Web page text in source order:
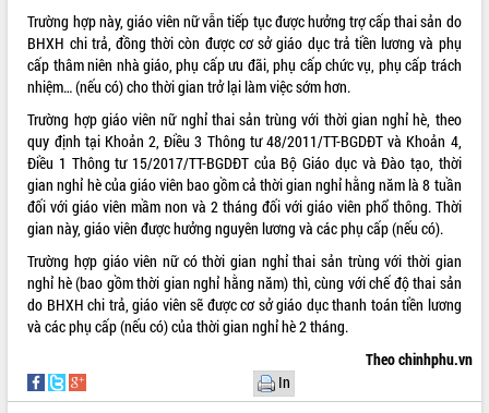
Trường hợp này, giáo viên nữ vẫn tiếp tục được hưởng trợ cấp thai sản do
BHXH chi trả, đồng thời còn được cơ sở giáo dục trả tiền lương và phụ
cấp thâm niên nhà giáo, phụ cấp ưu đãi, phụ cấp chức vụ, phụ cấp trách
nhiệm… (nếu có) cho thời gian trở lại làm việc sớm hơn.
Trường hợp giáo viên nữ nghỉ thai sản trùng với thời gian nghỉ hè, theo
quy định tại Khoản 2, Điều 3 Thông tư 48/2011/TT-BGDĐT và Khoản 4,
Điều 1 Thông tư 15/2017/TT-BGDĐT của Bộ Giáo dục và Đào tạo, thời
gian nghỉ hè của giáo viên bao gồm cả thời gian nghỉ hằng năm là 8 tuần
đối với giáo viên mầm non và 2 tháng đối với giáo viên phổ thông. Thời
gian này, giáo viên được hưởng nguyên lương và các phụ cấp (nếu có).
Trường hợp giáo viên nữ có thời gian nghỉ thai sản trùng với thời gian
nghỉ hè (bao gồm thời gian nghỉ hằng năm) thì, cùng với chế độ thai sản
do BHXH chi trả, giáo viên sẽ được cơ sở giáo dục thanh toán tiền lương
và các phụ cấp (nếu có) của thời gian nghỉ hè 2 tháng.
Theo chinhphu.vn
In